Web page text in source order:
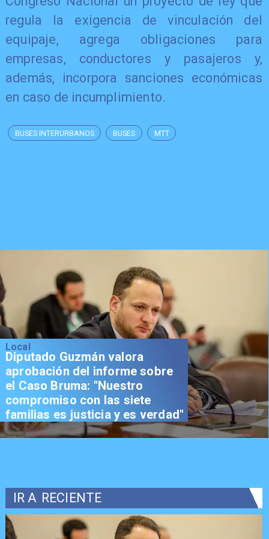
regula la exigencia de vinculación del
equipaje, agrega obligaciones para
empresas, conductores y pasajeros y,
además, incorpora sanciones económicas
en caso de incumplimiento.
BUSES INTERURBANOS BUSES MTT
Local
Diputado Guzmán valora
aprobación del informe sobre
el Caso Bruma: "Nuestro
compromiso con las siete
familias es justicia y es verdad"
IR A RECIENTE